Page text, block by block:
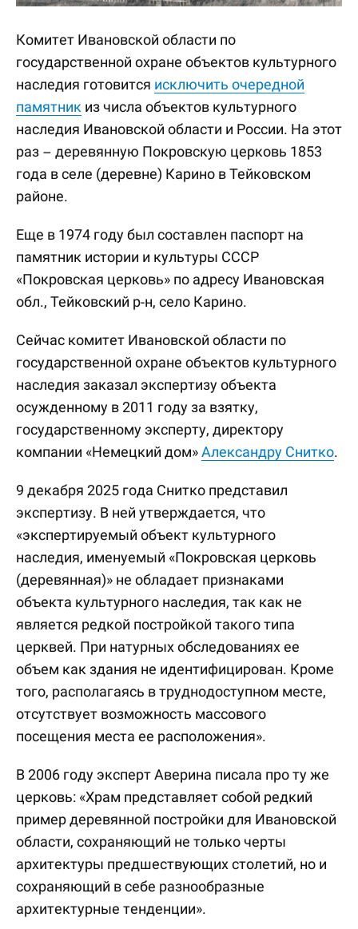
Комитет Ивановской области по
государственной охране объектов культурного
наследия готовится исключить очередной
памятник из числа объектов культурного
наследия Ивановской области и России. На этот
раз – деревянную Покровскую церковь 1853
года в селе (деревне) Карино в Тейковском
районе.
Еще в 1974 году был составлен паспорт на
памятник истории и культуры СССР
«Покровская церковь» по адресу Ивановская
обл., Тейковский р-н, село Карино.
Сейчас комитет Ивановской области по
государственной охране объектов культурного
наследия заказал экспертизу объекта
осужденному в 2011 году за взятку,
государственному эксперту, директору
компании «Немецкий дом»Александру Снитко.
9 декабря 2025 года Снитко представил
экспертизу. В ней утверждается, что
«экспертируемый объект культурного
наследия, именуемый «Покровская церковь
(деревянная)» не обладает признаками
объекта культурного наследия, так как не
является редкой постройкой такого типа
церквей. При натурных обследованиях ее
объем как здания не идентифицирован. Кроме
того, располагаясь в труднодоступном месте,
отсутствует возможность массового
посещения места ее расположения».
В 2006 году эксперт Аверина писала про ту же
церковь: «Храм представляет собой редкий
пример деревянной постройки для Ивановской
области, сохраняющий не только черты
архитектуры предшествующих столетий, но и
сохраняющий в себе разнообразные
архитектурные тенденции».